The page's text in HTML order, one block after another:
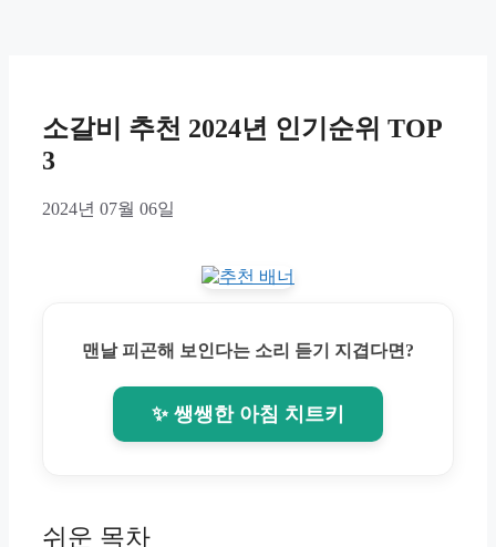
소갈비 추천 2024년 인기순위 TOP
3
2024년 07월 06일
맨날 피곤해 보인다는 소리 듣기 지겹다면?
✨ 쌩쌩한 아침 치트키
쉬운 목차